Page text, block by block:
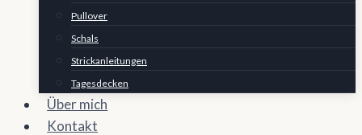
Pullover
Schals
Strickanleitungen
Tagesdecken
Über mich
Kontakt